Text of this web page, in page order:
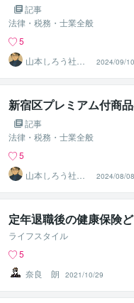
記事
法律・税務・士業全般
5
山本しろう社労
士事務所
2024/09/10
新宿区プレミアム付商
記事
法律・税務・士業全般
5
山本しろう社労
士事務所
2024/08/08
定年退職後の健康保険
ライフスタイル
5
奈良 朗
2021/10/29